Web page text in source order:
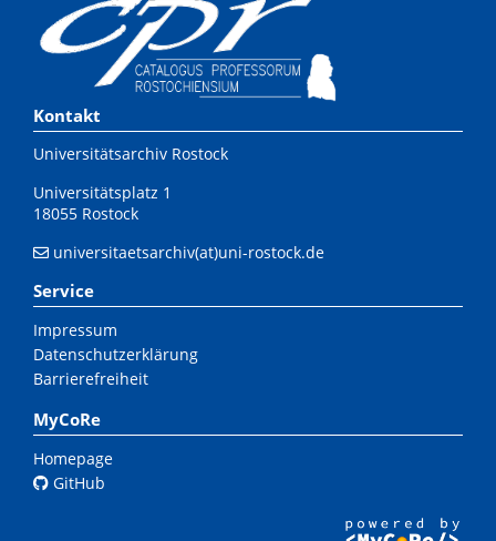
Kontakt
Universitätsarchiv Rostock
Universitätsplatz 1
18055 Rostock
universitaetsarchiv(at)uni-rostock.de
Service
Impressum
Datenschutzerklärung
Barrierefreiheit
MyCoRe
Homepage
GitHub